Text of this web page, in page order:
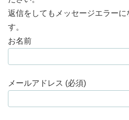
返信をしてもメッセージエラーに
す。
お名前
メールアドレス (必須)